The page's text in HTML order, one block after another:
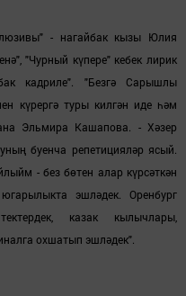
- нагайбак кызы Юлия
"Чурный күпере" кебек лирик
кадриле". "Безгә Сарышлы
күрергә туры килгән иде һәм
Эльмира Кашапова. - Хәзер
буенча репетицияләр ясый.
- без бөтен алар күрсәткән
эшләдек. Оренбург
казак кылычлары,
охшатып эшләдек".